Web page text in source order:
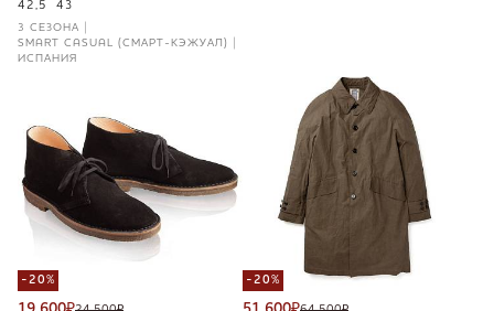
42,5 43
3 СЕЗОНА
SMART CASUAL (СМАРТ-КЭЖУАЛ)
ИСПАНИЯ
-20% -20%